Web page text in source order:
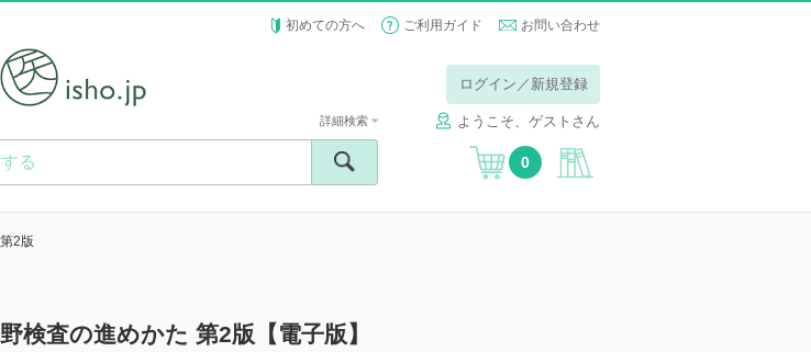
初めての方へ ご利用ガイド お問い合わせ
ログイン／新規登録
ようこそ、ゲストさん
詳細検索
0
2版
検査の進めかた 第2版【電子版】